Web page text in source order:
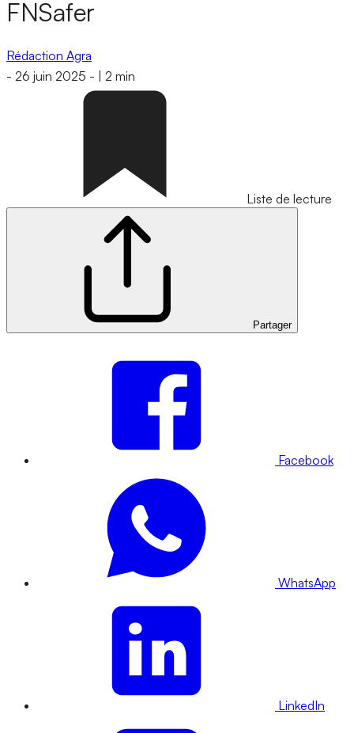
FNSafer
Rédaction Agra
- 26 juin 2025 - 2 min
Liste de lecture
Partager
Facebook
WhatsApp
LinkedIn